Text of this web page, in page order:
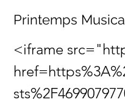
Printemps
<iframe src="